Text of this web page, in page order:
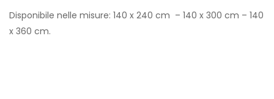
Disponibile nelle misure: 140 x 240 cm – 140 x 300 cm – 140
x 360 cm.